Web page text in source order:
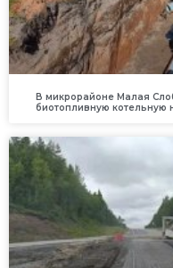
В микрорайоне Малая
биотопливную котельную